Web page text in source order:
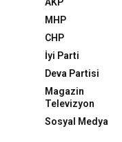
MHP
CHP
İyi Parti
Deva Partisi
Magazin
Televizyon
Sosyal Medya